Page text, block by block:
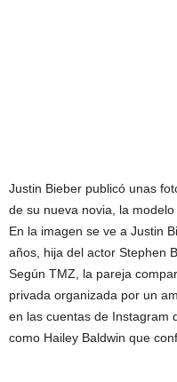
Justin Bieber publicó unas
de su nueva novia, la modelo
En la imagen se ve a Justin
años, hija del actor Stephen
Según TMZ, la pareja
privada organizada por un
en las cuentas de Instagram
como Hailey Baldwin que